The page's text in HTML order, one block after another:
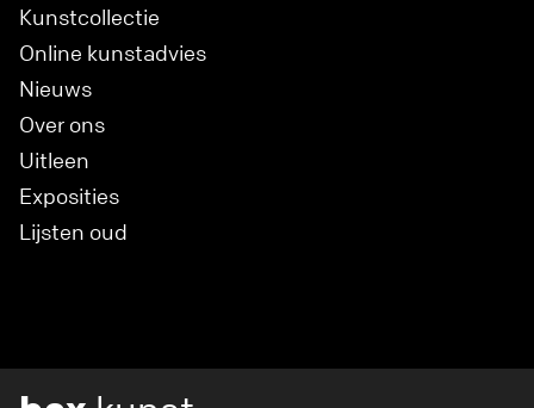
Kunstcollectie
Online kunstadvies
Nieuws
Over ons
Uitleen
Exposities
Lijsten oud